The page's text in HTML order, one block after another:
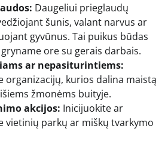
Daugeliui prieglaudų
šunis, valant narvus ar
gyvūnus. Tai puikus būdas
ore su gerais darbais.
ar nepasiturintiems:
organizacijų, kurios dalina maistą
žmonėms buityje.
akcijos: Inicijuokite ar
vietinių parkų ar miškų tvarkymo